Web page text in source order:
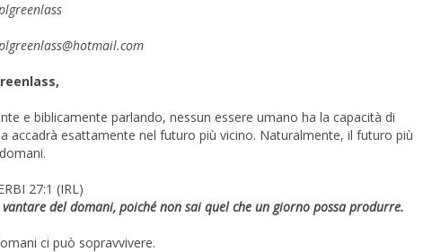
e biblicamente parlando, nessun essere umano ha la capacità di
accadrà esattamente nel futuro più vicino. Naturalmente, il futuro più
27:1 (IRL)
del domani, poiché non sai quel che un giorno possa produrre.
ci può sopravvivere.